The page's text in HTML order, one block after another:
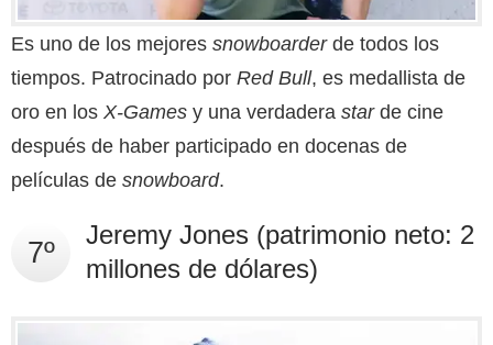
Es uno de los mejores snowboarder de todos los
tiempos. Patrocinado por Red Bull, es medallista de
oro en los X-Games y una verdadera star de cine
después de haber participado en docenas de
películas de snowboard.
7º
Jeremy Jones (patrimonio neto: 2
millones de dólares)